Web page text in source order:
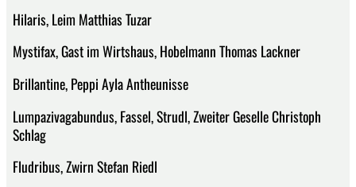
Hilaris, Leim Matthias Tuzar
Mystifax, Gast im Wirtshaus, Hobelmann Thomas Lackner
Brillantine, Peppi Ayla Antheunisse
Lumpazivagabundus, Fassel, Strudl, Zweiter Geselle Christoph
Schlag
Fludribus, Zwirn Stefan Riedl